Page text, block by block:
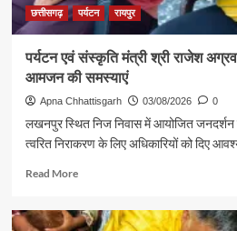
की
छत्तीसगढ़ पर्यटन रायपुर
पर्यटन एवं संस्कृति मंत्री श्री राजेश
आमजन की समस्याएं
Apna Chhattisgarh 03/08/2026 0
लखनपुर स्थित निज निवास में आयोजित जनदर्शन
त्वरित निराकरण के लिए अधिकारियों को दिए
Read MoreRead
पर्यटन